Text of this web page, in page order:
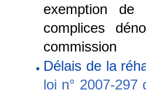
exemption de
complices
commission
Délais de la
loi n° 2007-297